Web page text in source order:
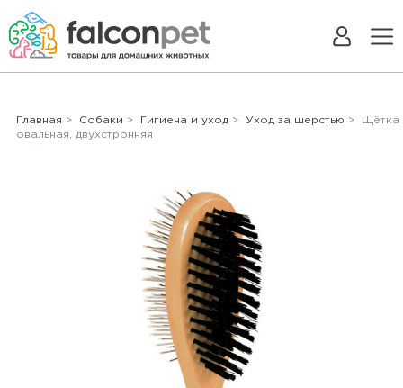
Главная > Собаки > Гигиена и уход > Уход за шерстью > Щётка
овальная, двухстронняя